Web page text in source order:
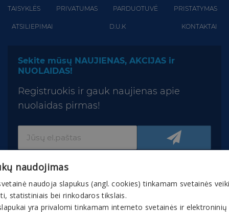
TAISYKLĖS PRIVATUMAS PARDUOTUVĖ PRISTATYMAS
ATSILIEPIMAI D.U.K KONTAKTAI
Sekite mūsų NAUJIENAS, AKCIJAS ir
NUOLAIDAS!
Registruokis ir gauk naujienas apie
nuolaidas pirmas!
naudojimas
naudoja slapukus (angl. cookies) tinkamam svetainės
statistiniais bei rinkodaros tikslais.
yra privalomi tinkamam interneto svetainės ir elektroninių